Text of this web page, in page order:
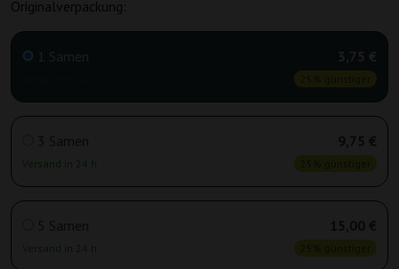
Originalverpackung:
1 Samen 3,75 €
3 Samen
Versand in 24 h
9,75 €
5 Samen
Versand in 24 h
15,00 €